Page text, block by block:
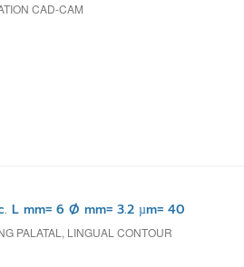
CAD-CAM
L mm= 6 Ø mm= 3.2 µm= 40
PALATAL, LINGUAL CONTOUR